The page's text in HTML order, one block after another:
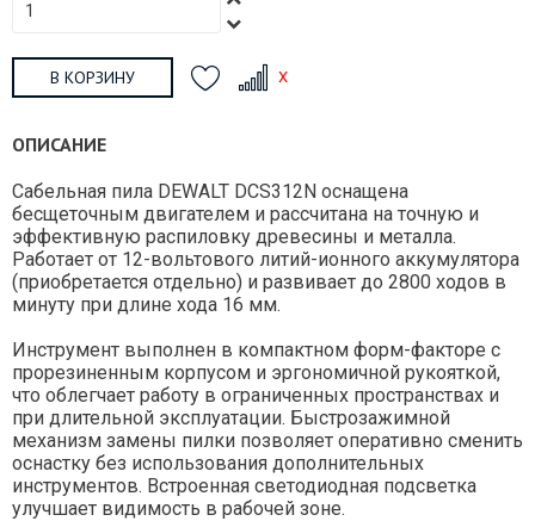
В КОРЗИНУ
ОПИСАНИЕ
Сабельная пила DEWALT DCS312N оснащена
бесщеточным двигателем и рассчитана на точную и
эффективную распиловку древесины и металла.
Работает от 12-вольтового литий-ионного аккумулятора
(приобретается отдельно) и развивает до 2800 ходов в
минуту при длине хода 16 мм.
Инструмент выполнен в компактном форм-факторе с
прорезиненным корпусом и эргономичной рукояткой,
что облегчает работу в ограниченных пространствах и
при длительной эксплуатации. Быстрозажимной
механизм замены пилки позволяет оперативно сменить
оснастку без использования дополнительных
инструментов. Встроенная светодиодная подсветка
улучшает видимость в рабочей зоне.